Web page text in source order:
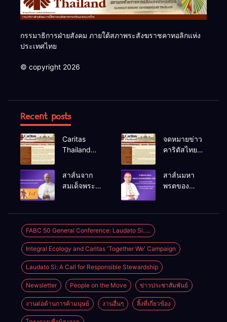
กรรมาธิการฝ่ายสังคม ภายใต้สภาพระสังฆราชคาทอลิกแห่ง
ประเทศไทย
© copyright 2026
Recent posts
Caritas
Thailand
(January –
March 2026)
จดหมายข่าว
คาริตัสไทย
มี.ค. 2026
สาส์นจาก
สมเด็จพระ
โอกาส
เทศกาลมหา
พรต
ค.ศ.2026
สาส์นมหา
พรตของ
FABC 50 General Conference: Laudato Si.....
Integral Ecology and Caritas 'Together We' Campaign
Laudato Si: A Call for Responsible Stewardship
Newsletter People on the Move ข่าวประชาสัมพันธ์
งานต่อต้านการค้ามนุษย์ งานอื่นๆ ลิ้งที่เกี่ยวข้อง